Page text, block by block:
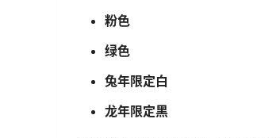
粉色
绿色
兔年限定白
龙年限定黑